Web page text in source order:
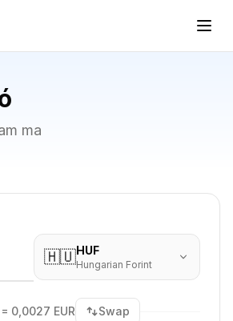
ma
🇭🇺HUF
Hungarian Forint
= 0,0027 EUR Swap